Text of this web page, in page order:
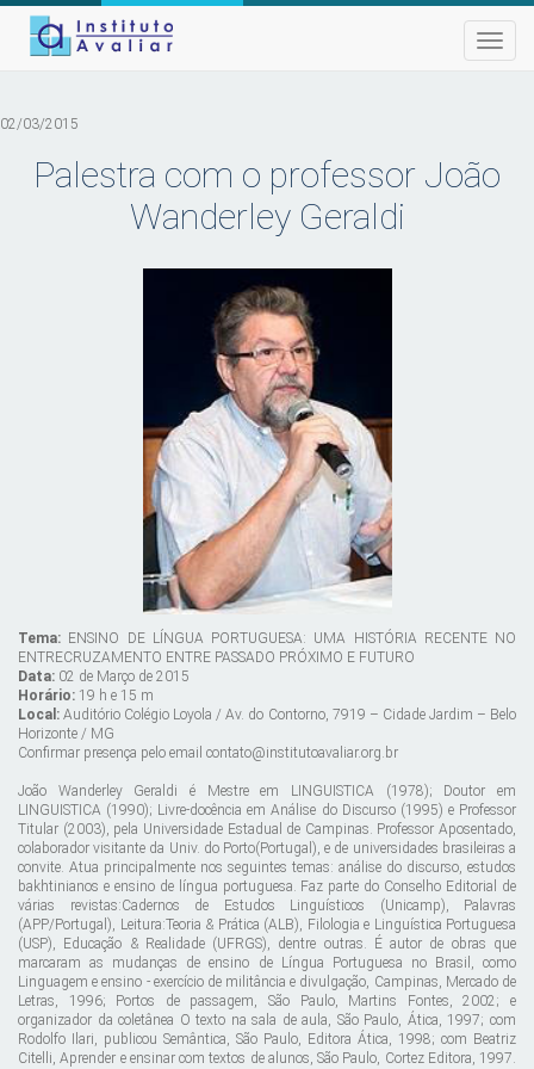
Toggle
02/03/2015
Palestra com o professor João
Wanderley Geraldi
Tema: ENSINO DE LÍNGUA PORTUGUESA: UMA HISTÓRIA RECENTE NO
ENTRECRUZAMENTO ENTRE PASSADO PRÓXIMO E FUTURO
Data: 02 de Março de 2015
Horário: 19 h e 15 m
Local: Auditório Colégio Loyola / Av. do Contorno, 7919 – Cidade Jardim – Belo
Horizonte / MG
Confirmar presença pelo email contato@institutoavaliar.org.br
João Wanderley Geraldi é Mestre em LINGUISTICA (1978); Doutor em
LINGUISTICA (1990); Livre-docência em Análise do Discurso (1995) e Professor
Titular (2003), pela Universidade Estadual de Campinas. Professor Aposentado,
colaborador visitante da Univ. do Porto(Portugal), e de universidades brasileiras a
convite. Atua principalmente nos seguintes temas: análise do discurso, estudos
bakhtinianos e ensino de língua portuguesa. Faz parte do Conselho Editorial de
várias revistas:Cadernos de Estudos Linguísticos (Unicamp), Palavras
(APP/Portugal), Leitura:Teoria & Prática (ALB), Filologia e Linguística Portuguesa
(USP), Educação & Realidade (UFRGS), dentre outras. É autor de obras que
marcaram as mudanças de ensino de Língua Portuguesa no Brasil, como
Linguagem e ensino - exercício de militância e divulgação, Campinas, Mercado de
Letras, 1996; Portos de passagem, São Paulo, Martins Fontes, 2002; e
organizador da coletânea O texto na sala de aula, São Paulo, Ática, 1997; com
Rodolfo Ilari, publicou Semântica, São Paulo, Editora Ática, 1998; com Beatriz
Citelli, Aprender e ensinar com textos de alunos, São Paulo, Cortez Editora, 1997.